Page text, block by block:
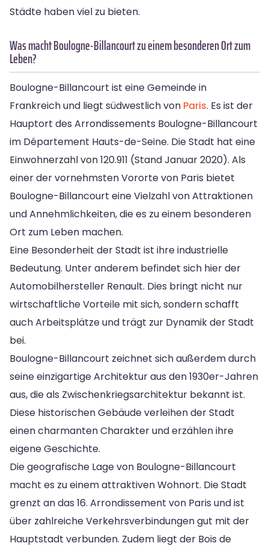
Städte haben viel zu bieten.
Was macht Boulogne-Billancourt zu einem besonderen Ort zum
Leben?
Boulogne-Billancourt ist eine Gemeinde in
Frankreich und liegt südwestlich von Paris. Es ist der
Hauptort des Arrondissements Boulogne-Billancourt
im Département Hauts-de-Seine. Die Stadt hat eine
Einwohnerzahl von 120.911 (Stand Januar 2020). Als
einer der vornehmsten Vororte von Paris bietet
Boulogne-Billancourt eine Vielzahl von Attraktionen
und Annehmlichkeiten, die es zu einem besonderen
Ort zum Leben machen.
Eine Besonderheit der Stadt ist ihre industrielle
Bedeutung. Unter anderem befindet sich hier der
Automobilhersteller Renault. Dies bringt nicht nur
wirtschaftliche Vorteile mit sich, sondern schafft
auch Arbeitsplätze und trägt zur Dynamik der Stadt
bei.
Boulogne-Billancourt zeichnet sich außerdem durch
seine einzigartige Architektur aus den 1930er-Jahren
aus, die als Zwischenkriegsarchitektur bekannt ist.
Diese historischen Gebäude verleihen der Stadt
einen charmanten Charakter und erzählen ihre
eigene Geschichte.
Die geografische Lage von Boulogne-Billancourt
macht es zu einem attraktiven Wohnort. Die Stadt
grenzt an das 16. Arrondissement von Paris und ist
über zahlreiche Verkehrsverbindungen gut mit der
Hauptstadt verbunden. Zudem liegt der Bois de